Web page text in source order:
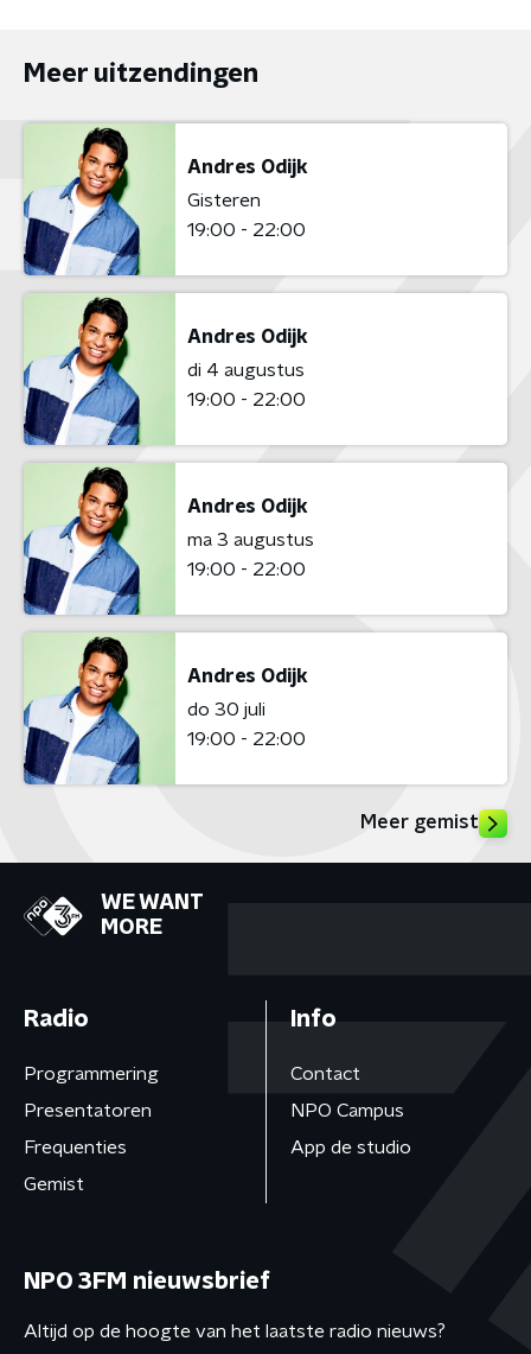
Meer uitzendingen
Andres Odijk
Gisteren
19:00 - 22:00
Andres Odijk
di 4 augustus
19:00 - 22:00
Andres Odijk
ma 3 augustus
19:00 - 22:00
Andres Odijk
do 30 juli
19:00 - 22:00
Meer gemist
WE WANT
MORE
Radio
Programmering
Presentatoren
Frequenties
Gemist
Info
Contact
NPO Campus
App de studio
NPO 3FM nieuwsbrief
Altijd op de hoogte van het laatste radio nieuws?